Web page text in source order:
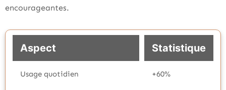
encourageantes.
Aspect Statistique
Usage quotidien +60%